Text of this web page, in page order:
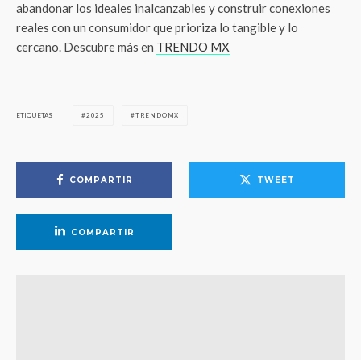
abandonar los ideales inalcanzables y construir conexiones
reales con un consumidor que prioriza lo tangible y lo
cercano. Descubre más en TRENDO MX
ETIQUETAS 2025 TRENDOMX
COMPARTIR TWEET
COMPARTIR